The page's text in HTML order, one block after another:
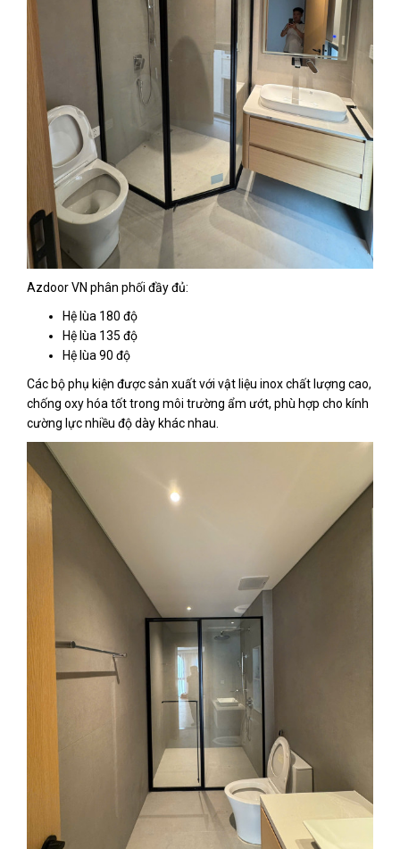
Azdoor VN phân phối đầy đủ:
Hệ lùa 180 độ
Hệ lùa 135 độ
Hệ lùa 90 độ
Các bộ phụ kiện được sản xuất với vật liệu inox chất lượng cao,
chống oxy hóa tốt trong môi trường ẩm ướt, phù hợp cho kính
cường lực nhiều độ dày khác nhau.